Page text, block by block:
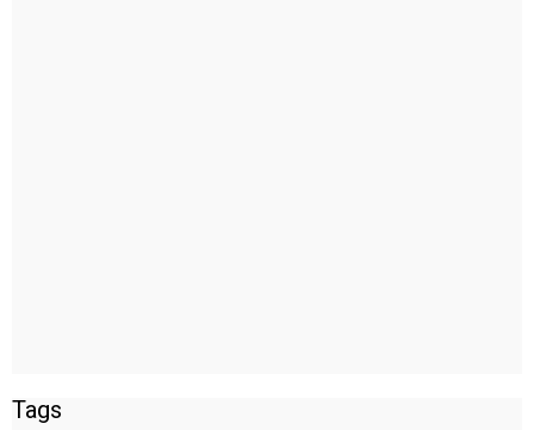
Tags